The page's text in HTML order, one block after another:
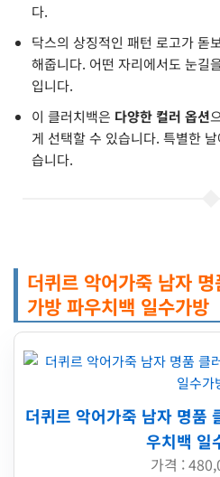
다.
닥스의 상징적인 패턴 로고가 돋
해줍니다. 어떤 자리에서도 눈길
입니다.
이 클러치백은 다양한 컬러 옵션
게 선택할 수 있습니다. 특별한
습니다.
더퀴르 악어가죽 남자
가방 파우치백 일수가방
더퀴르 악어가죽 남자 명품
우치백 일
가격 :